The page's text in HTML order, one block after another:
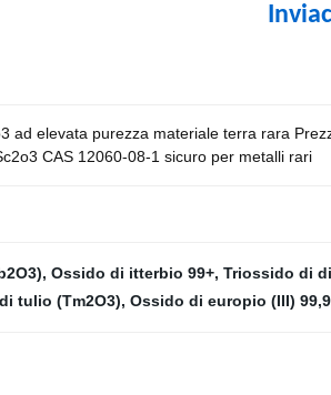
ad elevata purezza materiale terra rara
CAS 12060-08-1 sicuro per metalli rari
, Ossido di itterbio 99+, Triossido di
tulio (Tm2O3), Ossido di europio (III)